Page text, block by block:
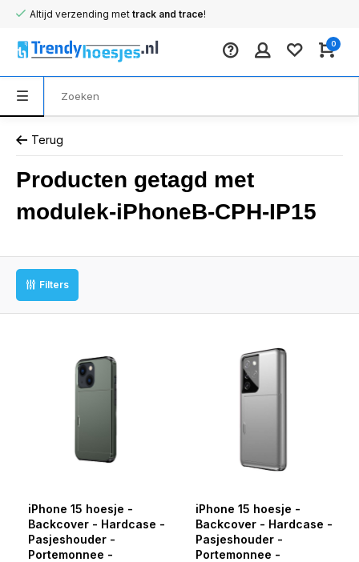
Altijd verzending met track and trace!
0
Terug
Producten getagd met
modulek-iPhoneB-CPH-IP15
Filters
iPhone 15 hoesje -
Backcover - Hardcase -
Pasjeshouder -
Portemonnee -
iPhone 15 hoesje -
Backcover - Hardcase -
Pasjeshouder -
Portemonnee -